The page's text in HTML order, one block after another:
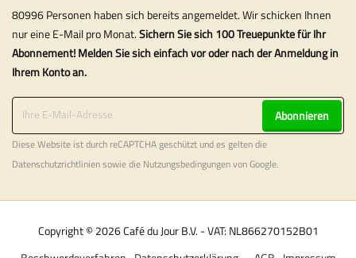
80996 Personen haben sich bereits angemeldet. Wir schicken Ihnen
nur eine E-Mail pro Monat.Sichern Sie sich 100 Treuepunkte für Ihr
Abonnement! Melden Sie sich einfach vor oder nach der Anmeldung in
Ihrem Konto an.
Abonnieren
Diese Website ist durch reCAPTCHA geschützt und es gelten die
Datenschutzrichtliniensowie die Nutzungsbedingungenvon Google.
Copyright © 2026 Café du Jour B.V. - VAT: NL866270152B01